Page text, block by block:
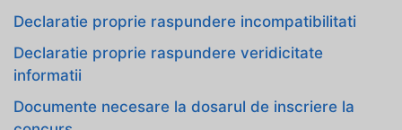
Declaratie proprie raspundere incompatibilitati
Declaratie proprie raspundere veridicitate
informatii
Documente necesare la dosarul de inscriere la